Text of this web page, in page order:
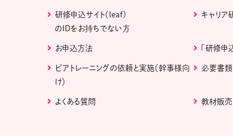
研修申込サイト（leaf)
のIDをお持ちでない方
キャリア
お申込方法 「研修申
ピアトレーニングの依頼と実施（幹事様向
け）
必要書類
よくある質問 教材販売